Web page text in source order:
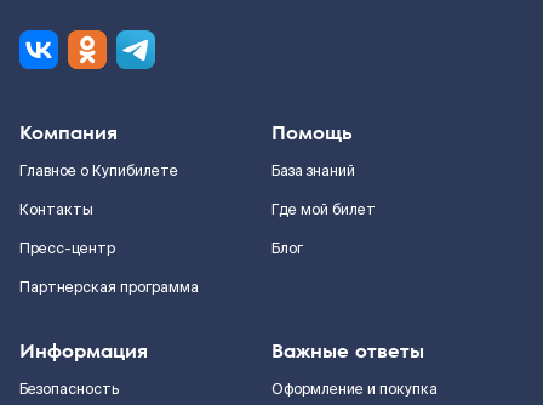
Компания
Главное о Купибилете
Контакты
Пресс-центр
Партнерская программа
Помощь
База знаний
Где мой билет
Блог
Информация
Безопасность
Важные ответы
Оформление и покупка